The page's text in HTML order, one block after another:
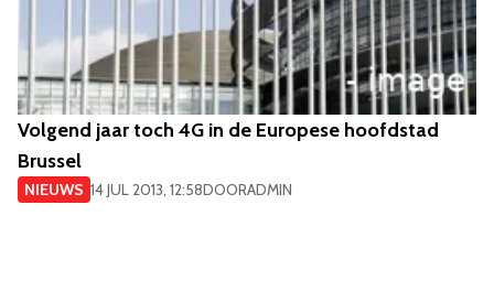
Volgend jaar toch 4G in de Europese hoofdstad
Brussel
NIEUWS 14 JUL 2013, 12:58DOORADMIN